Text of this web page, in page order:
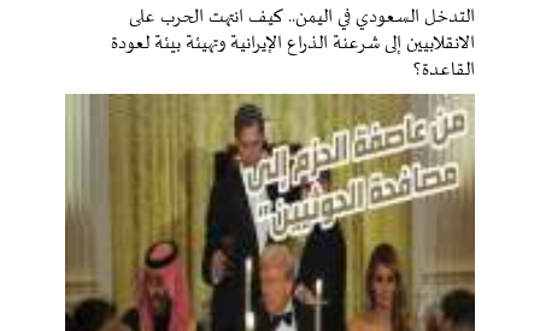
التدخل السعودي في اليمن.. كيف انتهت الحرب على
الانقلابيين إلى شرعنة الذراع الإيرانية وتهيئة بيئة لعودة
القاعدة؟